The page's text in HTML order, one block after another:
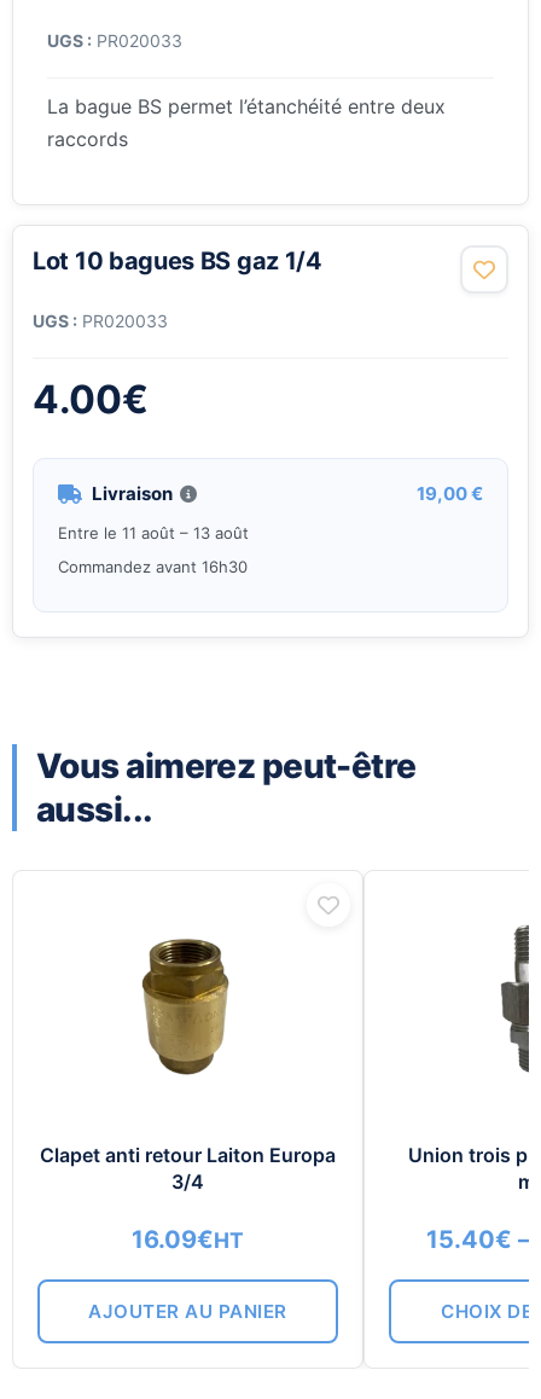
UGS : PR020033
La bague BS permet l’étanchéité entre deux
raccords
Lot 10 bagues BS gaz 1/4
UGS : PR020033
4.00€
Livraison 19,00 €
Entre le 11 août – 13 août
Commandez avant 16h30
Vous aimerez peut-être
aussi...
Clapet anti retour Laiton Europa
3/4
16.09€HT
AJOUTER AU PANIER
Union trois
15.40€ –
CHOIX